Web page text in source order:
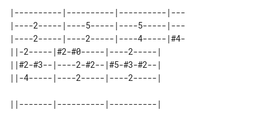
|----------|----------|----------|---
|----2-----|----5-----|----5-----|---
|----2-----|----2-----|----4-----|#4-
||-2-----|#2-#0-----|----2-----|
||#2-#3--|----2-#2--|#5-#3-#2--|
||-------|----------|----------|